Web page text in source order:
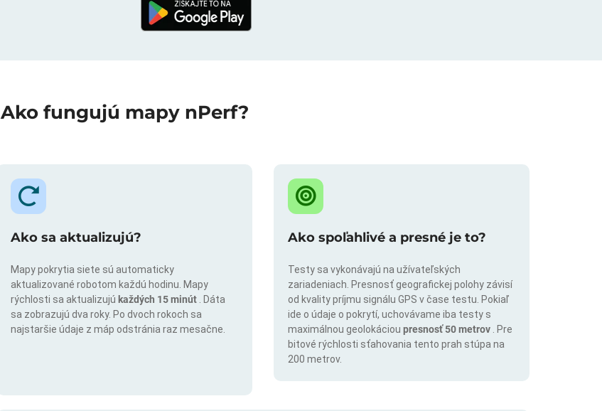
Ako fungujú mapy nPerf?
Ako sa aktualizujú?
Mapy pokrytia siete sú automaticky
aktualizované robotom každú hodinu. Mapy
rýchlosti sa aktualizujú každých 15 minút
. Dáta
sa zobrazujú dva roky. Po dvoch rokoch sa
najstaršie údaje z máp odstránia raz mesačne.
Ako spoľahlivé a presné je to?
Testy sa vykonávajú na užívateľských
zariadeniach. Presnosť geografickej polohy závisí
od kvality príjmu signálu GPS v čase testu. Pokiaľ
ide o údaje o pokrytí, uchovávame iba testy s
maximálnou geolokáciou presnosť 50 metrov
. Pre
bitové rýchlosti sťahovania tento prah stúpa na
200 metrov.